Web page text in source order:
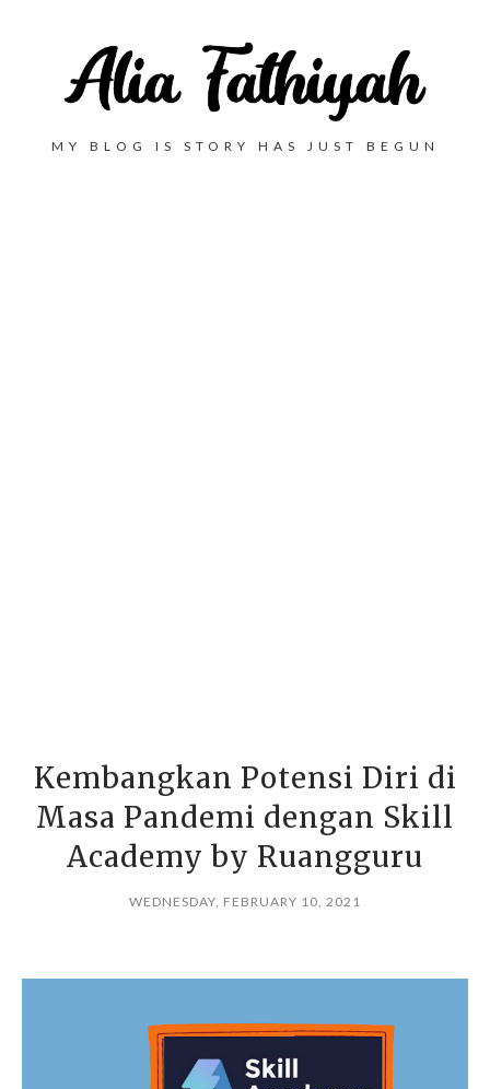
MY BLOG IS STORY HAS JUST BEGUN
Kembangkan Potensi Diri di
Masa Pandemi dengan Skill
Academy by Ruangguru
WEDNESDAY, FEBRUARY 10, 2021